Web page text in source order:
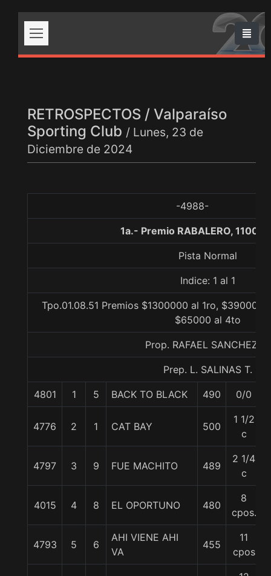
RETROSPECTOS / Valparaíso
Sporting Club / Lunes, 23 de
Diciembre de 2024
-4988-
1a.- Premio RABALERO, 1100
Pista Normal
Indice: 1 al 1
Tpo.01.08.51 Premios $1300000 al 1ro, $390000
$65000 al 4to
Prop. RAFAEL SANCHEZ A.
Prep. L. SALINAS T.
4801 1 5 BACK TO BLACK 490 0/0
4776 2 1 CAT BAY 500
1 1/2
c
4797 3 9 FUE MACHITO 489
2 1/4
c
4015 4 8 EL OPORTUNO 480
8
cpos.
4793 5 6
AHI VIENE AHI
VA
455
11
cpos